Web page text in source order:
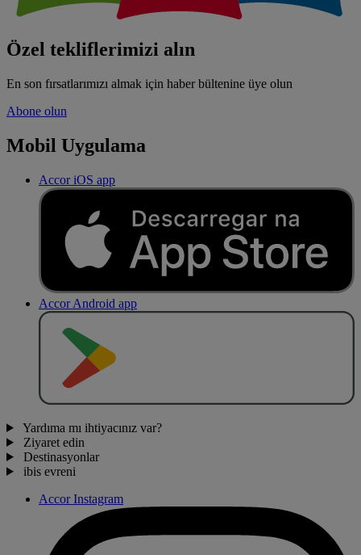
Özel tekliflerimizi alın
En son fırsatlarımızı almak için haber bültenine üye olun
Abone olun
Mobil Uygulama
Accor iOS app
Accor Android app
Yardıma mı ihtiyacınız var?
Ziyaret edin
Destinasyonlar
ibis evreni
Accor Instagram